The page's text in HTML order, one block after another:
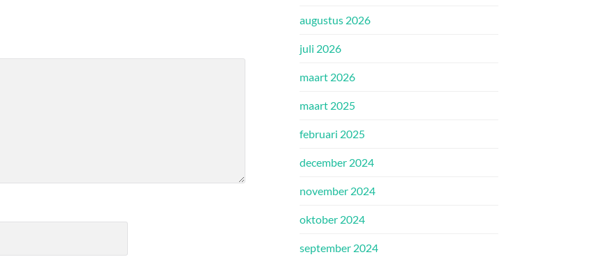
augustus 2026
juli 2026
maart 2026
maart 2025
februari 2025
december 2024
november 2024
oktober 2024
september 2024